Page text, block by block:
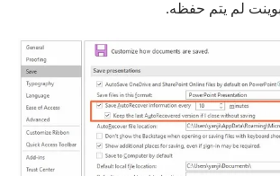
لم يتم حفظه.